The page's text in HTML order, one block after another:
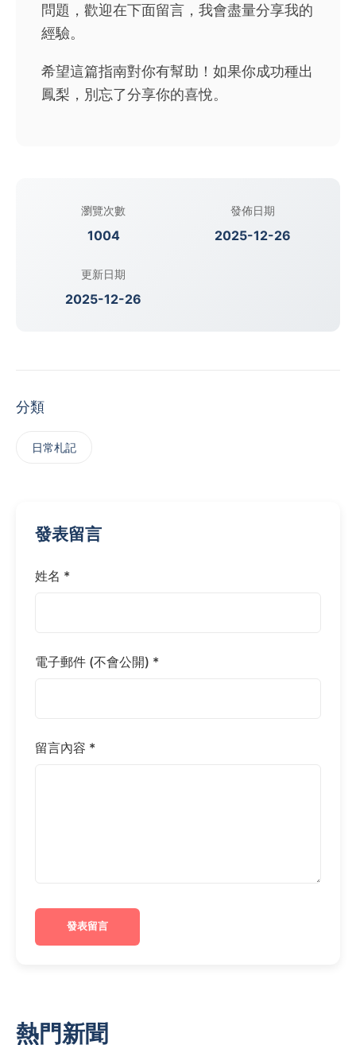
問題，歡迎在下面留言，我會盡量分享我的
經驗。
希望這篇指南對你有幫助！如果你成功種出
鳳梨，別忘了分享你的喜悅。
瀏覽次數
1004
發佈日期
2025-12-26
更新日期
2025-12-26
分類
日常札記
發表留言
姓名 *
電子郵件 (不會公開) *
留言內容 *
發表留言
熱門新聞